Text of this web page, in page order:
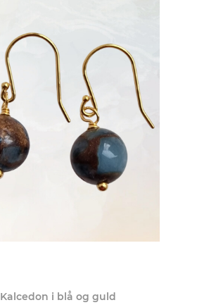
Kalcedon i blå og guld